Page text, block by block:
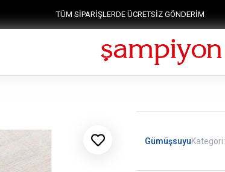
TÜM SİPARİŞLERDE ÜCRETSİZ GÖNDERİM
GümüşsuyuKategori: